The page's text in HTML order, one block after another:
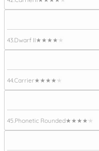
43. Dwarf II★★★★★
44.Carrier★★★★★
45. Phonetic Rounded★★★★★